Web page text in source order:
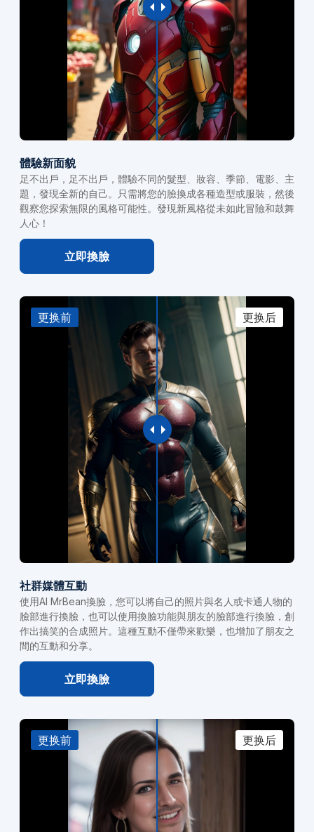
體驗新面貌
足不出戶，足不出戶，體驗不同的髮型、妝容、季節、電影、主
題，發現全新的自己。只需將您的臉換成各種造型或服裝，然後
觀察您探索無限的風格可能性。發現新風格從未如此冒險和鼓舞
人心！
立即換臉
更换后
更换前
社群媒體互動
使用AI MrBean換臉，您可以將自己的照片與名人或卡通人物的
臉部進行換臉，也可以使用換臉功能與朋友的臉部進行換臉，創
作出搞笑的合成照片。這種互動不僅帶來歡樂，也增加了朋友之
間的互動和分享。
立即換臉
更换后
更换前